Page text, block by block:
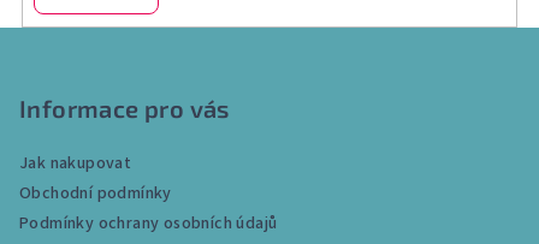
Informace pro vás
Jak nakupovat
Obchodní podmínky
Podmínky ochrany osobních údajů